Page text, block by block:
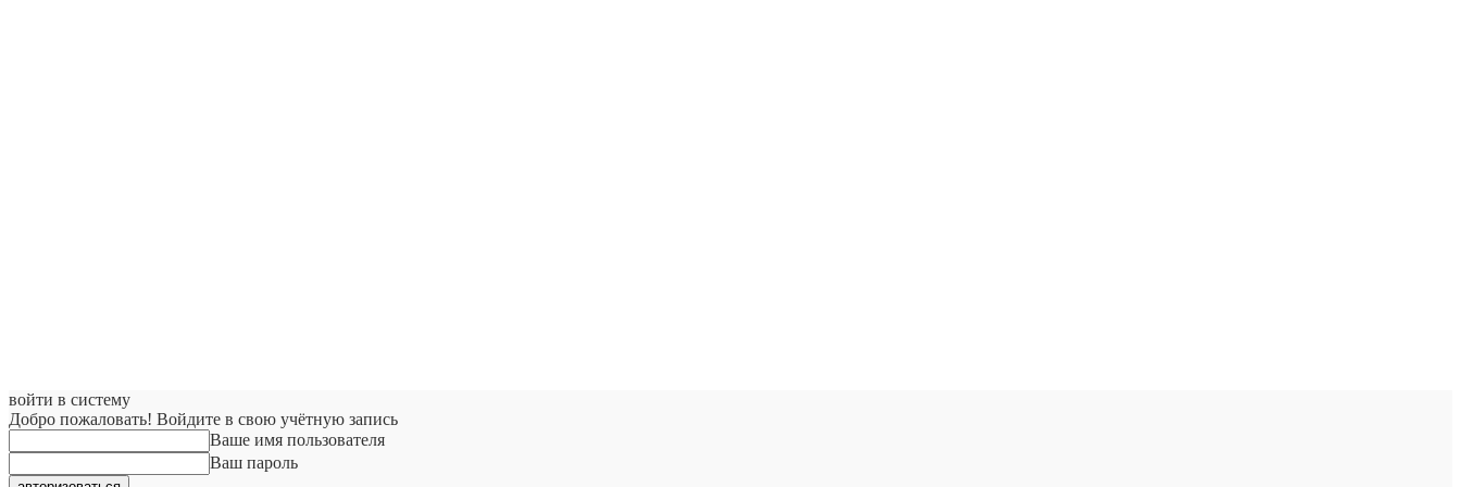
войти в систему
Добро пожаловать! Войдите в свою учётную запись
Ваше имя пользователя
Ваш пароль